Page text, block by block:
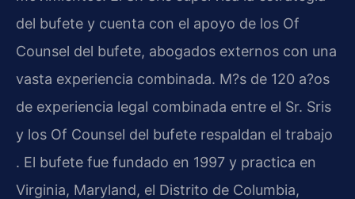
del bufete y cuenta con el apoyo de los Of
Counsel del bufete, abogados externos con una
vasta experiencia combinada. M?s de 120 a?os
de experiencia legal combinada entre el Sr. Sris
y los Of Counsel del bufete respaldan el trabajo
. El bufete fue fundado en 1997 y practica en
Virginia, Maryland, el Distrito de Columbia,